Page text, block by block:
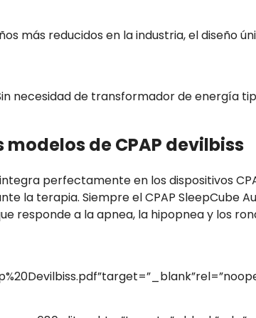
más reducidos en la industria, el diseño
necesidad de transformador de energía
de CPAP devilbiss
perfectamente en los dispositivos
la terapia. Siempre el CPAP SleepCube
responde a la apnea, la hipopnea y los